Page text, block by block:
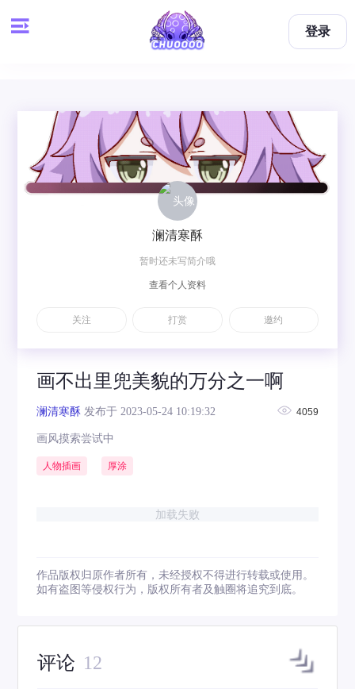
登录
画不出里兜美貌的万分之一啊
澜清寒酥 发布于 2023-05-24 10:19:32 4059
画风摸索尝试中
人物插画 厚涂
加载失败
作品版权归原作者所有，未经授权不得进行转载或使用。
如有盗图等侵权行为，版权所有者及触圈将追究到底。
评论 12
澜清寒酥
暂时还未写简介哦
查看个人资料
关注 打赏 邀约